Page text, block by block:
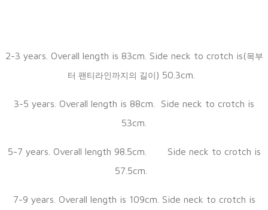
2-3 years. Overall length is 83cm. Side neck to crotch is(목부
터 팬티라인까지의 길이) 50.3cm.
3-5 years. Overall length is 88cm. Side neck to crotch is
53cm.
5-7 years. Overall length 98.5cm. Side neck to crotch is
57.5cm.
7-9 years. Overall length is 109cm. Side neck to crotch is